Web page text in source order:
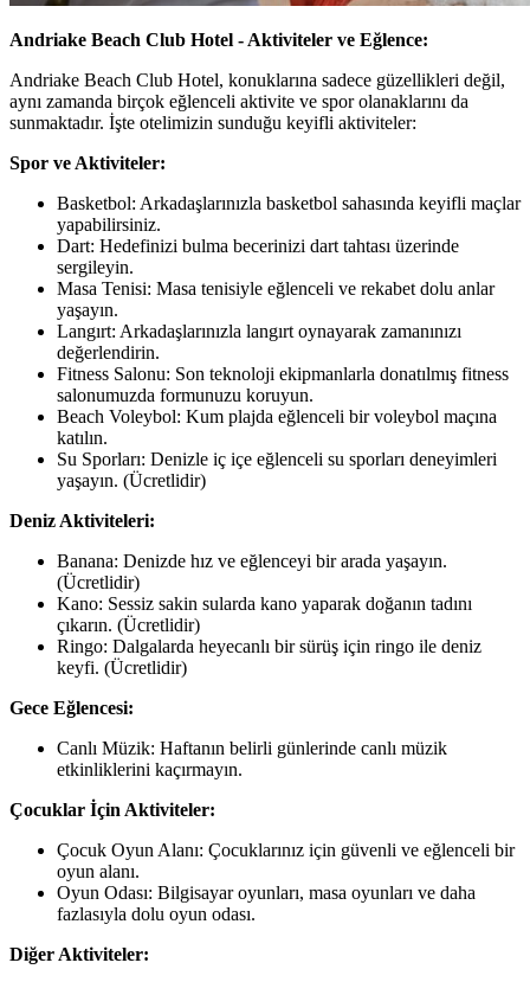
Andriake Beach Club Hotel - Aktiviteler ve Eğlence:
Andriake Beach Club Hotel, konuklarına sadece güzellikleri değil,
aynı zamanda birçok eğlenceli aktivite ve spor olanaklarını da
sunmaktadır. İşte otelimizin sunduğu keyifli aktiviteler:
Spor ve Aktiviteler:
Basketbol: Arkadaşlarınızla basketbol sahasında keyifli maçlar
yapabilirsiniz.
Dart: Hedefinizi bulma becerinizi dart tahtası üzerinde
sergileyin.
Masa Tenisi: Masa tenisiyle eğlenceli ve rekabet dolu anlar
yaşayın.
Langırt: Arkadaşlarınızla langırt oynayarak zamanınızı
değerlendirin.
Fitness Salonu: Son teknoloji ekipmanlarla donatılmış fitness
salonumuzda formunuzu koruyun.
Beach Voleybol: Kum plajda eğlenceli bir voleybol maçına
katılın.
Su Sporları: Denizle iç içe eğlenceli su sporları deneyimleri
yaşayın. (Ücretlidir)
Deniz Aktiviteleri:
Banana: Denizde hız ve eğlenceyi bir arada yaşayın.
(Ücretlidir)
Kano: Sessiz sakin sularda kano yaparak doğanın tadını
çıkarın. (Ücretlidir)
Ringo: Dalgalarda heyecanlı bir sürüş için ringo ile deniz
keyfi. (Ücretlidir)
Gece Eğlencesi:
Canlı Müzik: Haftanın belirli günlerinde canlı müzik
etkinliklerini kaçırmayın.
Çocuklar İçin Aktiviteler:
Çocuk Oyun Alanı: Çocuklarınız için güvenli ve eğlenceli bir
oyun alanı.
Oyun Odası: Bilgisayar oyunları, masa oyunları ve daha
fazlasıyla dolu oyun odası.
Diğer Aktiviteler: